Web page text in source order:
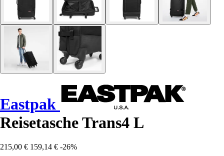
Eastpak
Reisetasche Trans4 L
215,00 € 159,14 € -26%